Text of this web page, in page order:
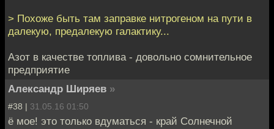
> Похоже быть там заправке нитрогеном на пути в
далекую, предалекую галактику...
Азот в качестве топлива - довольно сомнительное
предприятие
Александр Ширяев »
#38 | 31.05.16 01:50
ё мое! это только вдуматься - край Солнечной